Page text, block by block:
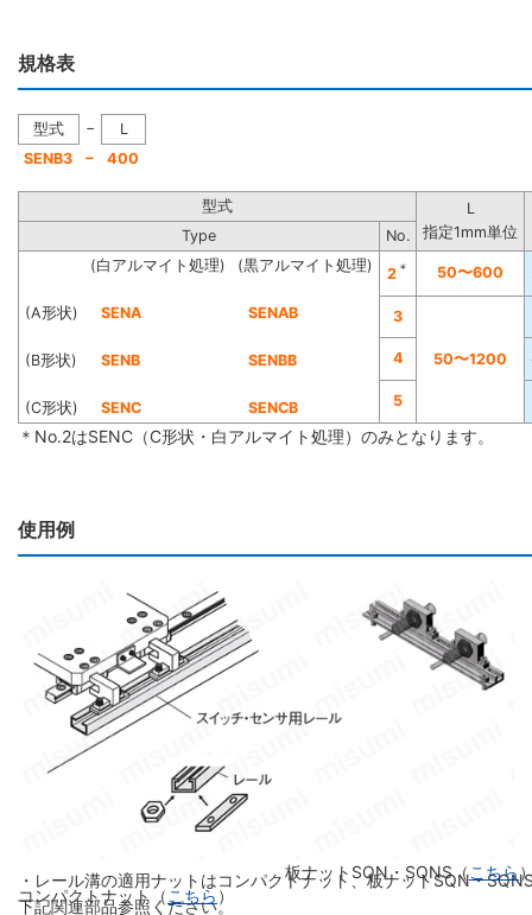
規格表
型式 −
L
SENB3
− 400
型式
L
指定1mm単位
Type No.
(A形状)
(B形状)
(C形状)
(白アルマイト処理)
SENA
SENB
SENC
(黒アルマイト処理)
SENAB
SENBB
SENCB
2＊ 50〜600
3
50〜1200
4
5
＊No.2はSENC（C形状・白アルマイト処理）のみとなります。
使用例
コンパクトナット（ こちら ）
板ナットSQN・SQNS（こちら
・レール溝の適用ナットはコンパクトナット、板ナットSQN・
下記関連部品参照ください。